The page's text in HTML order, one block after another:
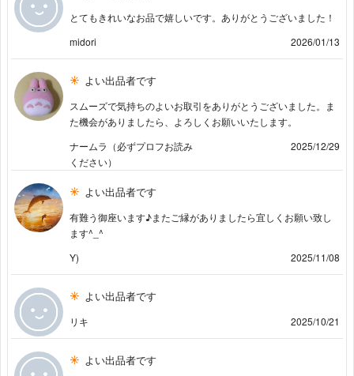
とてもきれいなお品で嬉しいです。ありがとうございました！
midori
2026/01/13
よい出品者です
スムーズで気持ちのよいお取引をありがとうございました。ま
た機会がありましたら、よろしくお願いいたします。
ナームラ（必ずプロフお読み
ください）
2025/12/29
よい出品者です
有難う御座います♪またご縁がありましたら宜しくお願い致し
ます^_^
Y)
2025/11/08
よい出品者です
リキ 2025/10/21
よい出品者です